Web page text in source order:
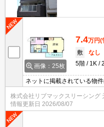
画像：25枚
7.4万円(
敷
なし
5階
1K
ネットに掲載されている物
型マンション★インターネ
済可能★保証人不要★ご内
株式会社リブマックスリーシング
情報更新日 2026/08/07